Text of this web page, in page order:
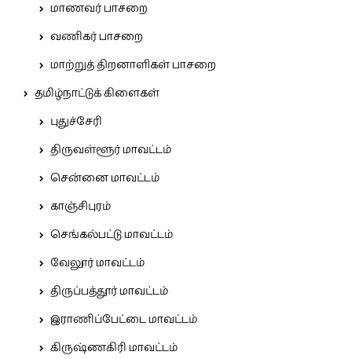
மாணவர் பாசறை
வணிகர் பாசறை
மாற்றுத் திறனாளிகள் பாசறை
தமிழ்நாட்டுக் கிளைகள்
புதுச்சேரி
திருவள்ளூர் மாவட்டம்
சென்னை மாவட்டம்
காஞ்சிபுரம்
செங்கல்பட்டு மாவட்டம்
வேலூர் மாவட்டம்
திருப்பத்தூர் மாவட்டம்
இராணிப்பேட்டை மாவட்டம்
கிருஷ்ணகிரி மாவட்டம்